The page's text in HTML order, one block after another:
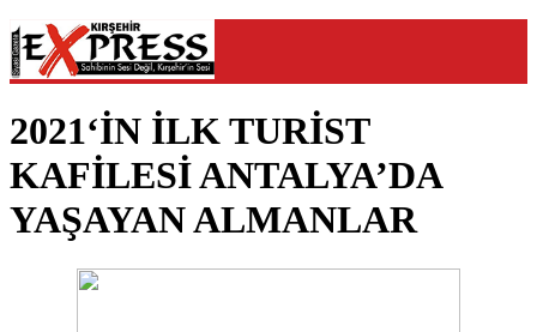
2021‘İN İLK TURİST
KAFİLESİ ANTALYA’DA
YAŞAYAN ALMANLAR